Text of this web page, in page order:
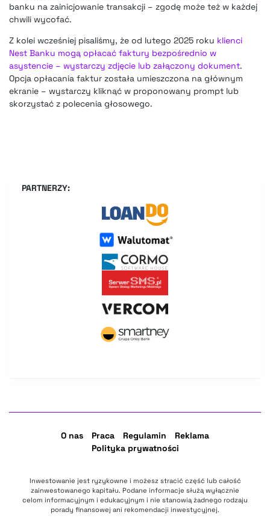
banku na zainicjowanie transakcji – zgodę może też w każdej
chwili wycofać.
Z kolei wcześniej pisaliśmy, że od lutego 2025 roku klienci
Nest Banku mogą opłacać faktury bezpośrednio w
asystencie – wystarczy zdjęcie lub załączony dokument.
Opcja opłacania faktur została umieszczona na głównym
ekranie – wystarczy kliknąć w proponowany prompt lub
skorzystać z polecenia głosowego.
PARTNERZY:
O nas Praca Regulamin
Reklama
Polityka prywatności
Inwestowanie jest ryzykowne i możesz stracić część lub całość
zainwestowanego kapitału. Podane informacje służą wyłącznie
celom informacyjnym i edukacyjnym i nie stanowią żadnego rodzaju
porady finansowej ani rekomendacji inwestycyjnej.